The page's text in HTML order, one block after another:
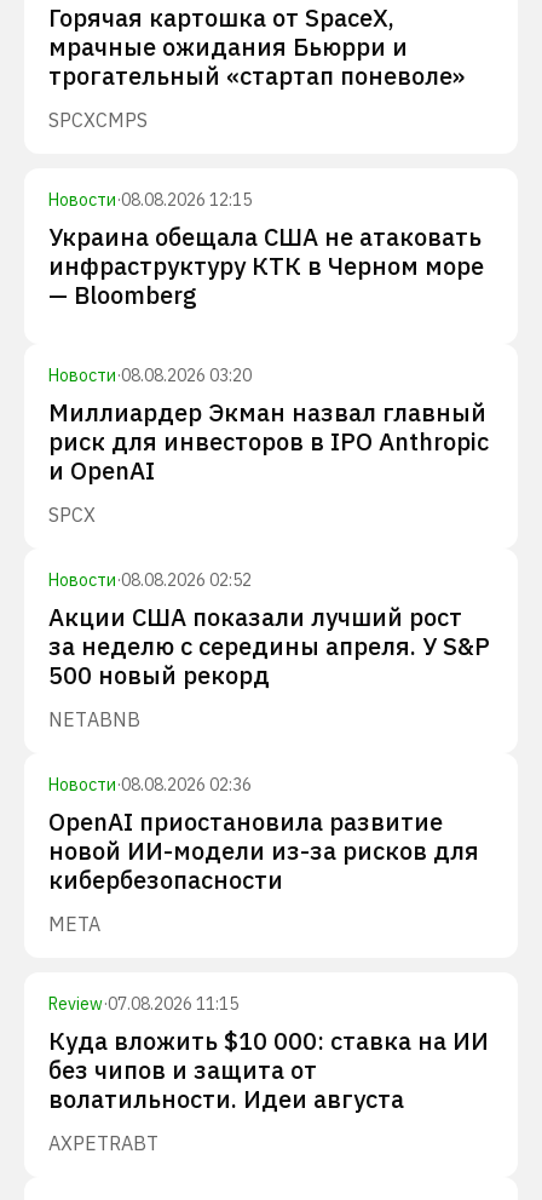
Горячая картошка от SpaceX,
мрачные ожидания Бьюрри и
трогательный «стартап поневоле»
SPCXCMPS
Новости·08.08.2026 12:15
Украина обещала США не атаковать
инфраструктуру КТК в Черном море
— Bloomberg
Новости·08.08.2026 03:20
Миллиардер Экман назвал главный
риск для инвесторов в IPO Anthropic
и OpenAI
SPCX
Новости·08.08.2026 02:52
Акции США показали лучший рост
за неделю с середины апреля. У S&P
500 новый рекорд
NETABNB
Новости·08.08.2026 02:36
OpenAI приостановила развитие
новой ИИ-модели из-за рисков для
кибербезопасности
META
Review·07.08.2026 11:15
Куда вложить $10 000: ставка на ИИ
без чипов и защита от
волатильности. Идеи августа
AXPETRABT